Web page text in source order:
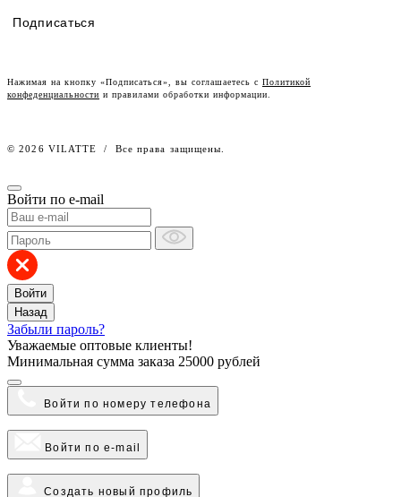
Lookbook
Работа в компании
Подписаться
Нажимая на кнопку «Подписаться», вы соглашаетесь с Политикой
конфеденциальности и правилами обработки информации.
© 2026 VILATTE / Все права защищены.
Войти по e-mail
Войти
Назад
Забыли пароль?
Уважаемые оптовые клиенты!
Минимальная сумма заказа 25000 рублей
Войти по номеру телефона
Войти по e-mail
Создать новый профиль